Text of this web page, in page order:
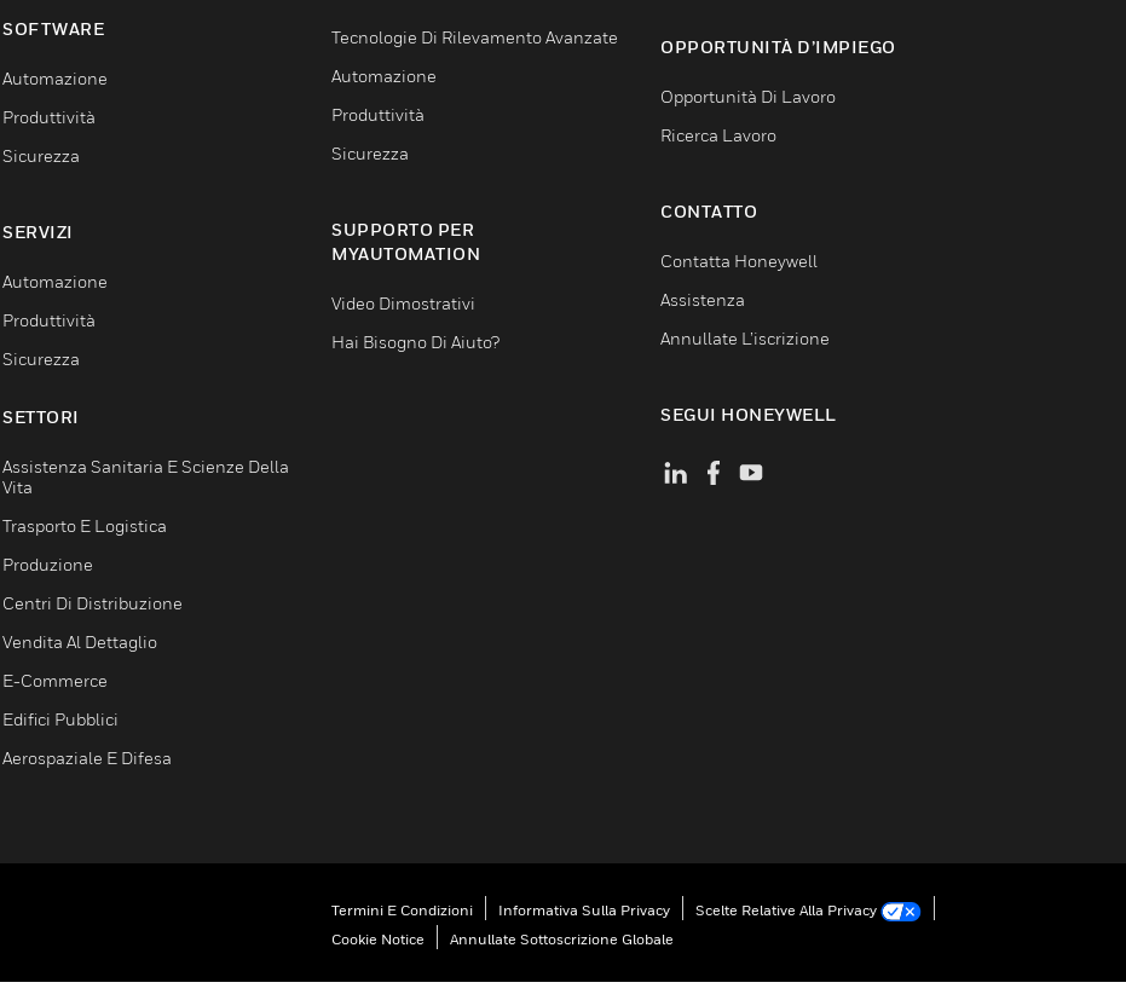
SOFTWARE
Automazione
Produttività
Sicurezza
SERVIZI
Automazione
Produttività
Sicurezza
SETTORI
Assistenza Sanitaria E Scienze Della
Vita
Trasporto E Logistica
Produzione
Centri Di Distribuzione
Vendita Al Dettaglio
E-Commerce
Edifici Pubblici
Aerospaziale E Difesa
Tecnologie Di Rilevamento Avanzate
Automazione
Produttività
Sicurezza
SUPPORTO PER
MYAUTOMATION
Video Dimostrativi
Hai Bisogno Di Aiuto?
OPPORTUNITÀ D’IMPIEGO
Opportunità Di Lavoro
Ricerca Lavoro
CONTATTO
Contatta Honeywell
Assistenza
Annullate L’iscrizione
SEGUI HONEYWELL
Termini E Condizioni Informativa Sulla Privacy
Scelte Relative Alla Privacy
Cookie Notice
Annullate Sottoscrizione Globale